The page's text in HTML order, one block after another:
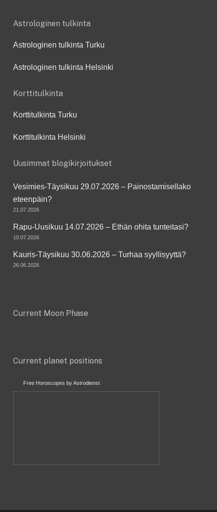
Astrologinen tulkinta
Astrologinen tulkinta Turku
Astrologinen tulkinta Helsinki
Korttitulkinta
Korttitulkinta Turku
Korttitulkinta Helsinki
Uusimmat blogikirjoitukset
Vesimies-Täysikuu 29.07.2026 – Painostamisellako
eteenpäin?
21.07.2026
Rapu-Uusikuu 14.07.2026 – Ethän ohita tunteitasi?
10.07.2026
Kauris-Täysikuu 30.06.2026 – Turhaa syyllisyyttä?
26.06.2026
Current Moon Phase
Current planet positions
Free Horoscopes by Astrodienst